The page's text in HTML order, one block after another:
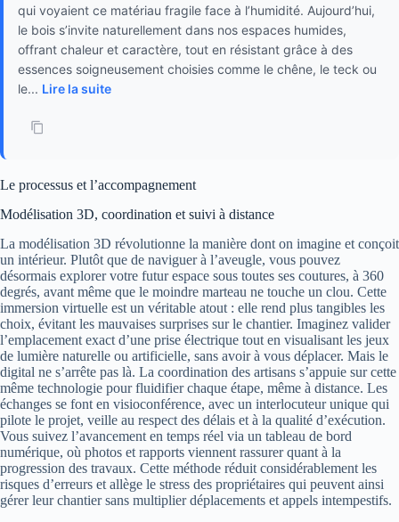
qui voyaient ce matériau fragile face à l’humidité. Aujourd’hui,
le bois s’invite naturellement dans nos espaces humides,
offrant chaleur et caractère, tout en résistant grâce à des
essences soigneusement choisies comme le chêne, le teck ou
le... Lire la suite
Le processus et l’accompagnement
Modélisation 3D, coordination et suivi à distance
La modélisation 3D révolutionne la manière dont on imagine et conçoit
un intérieur. Plutôt que de naviguer à l’aveugle, vous pouvez
désormais explorer votre futur espace sous toutes ses coutures, à 360
degrés, avant même que le moindre marteau ne touche un clou. Cette
immersion virtuelle est un véritable atout : elle rend plus tangibles les
choix, évitant les mauvaises surprises sur le chantier. Imaginez valider
l’emplacement exact d’une prise électrique tout en visualisant les jeux
de lumière naturelle ou artificielle, sans avoir à vous déplacer. Mais le
digital ne s’arrête pas là. La coordination des artisans s’appuie sur cette
même technologie pour fluidifier chaque étape, même à distance. Les
échanges se font en visioconférence, avec un interlocuteur unique qui
pilote le projet, veille au respect des délais et à la qualité d’exécution.
Vous suivez l’avancement en temps réel via un tableau de bord
numérique, où photos et rapports viennent rassurer quant à la
progression des travaux. Cette méthode réduit considérablement les
risques d’erreurs et allège le stress des propriétaires qui peuvent ainsi
gérer leur chantier sans multiplier déplacements et appels intempestifs.